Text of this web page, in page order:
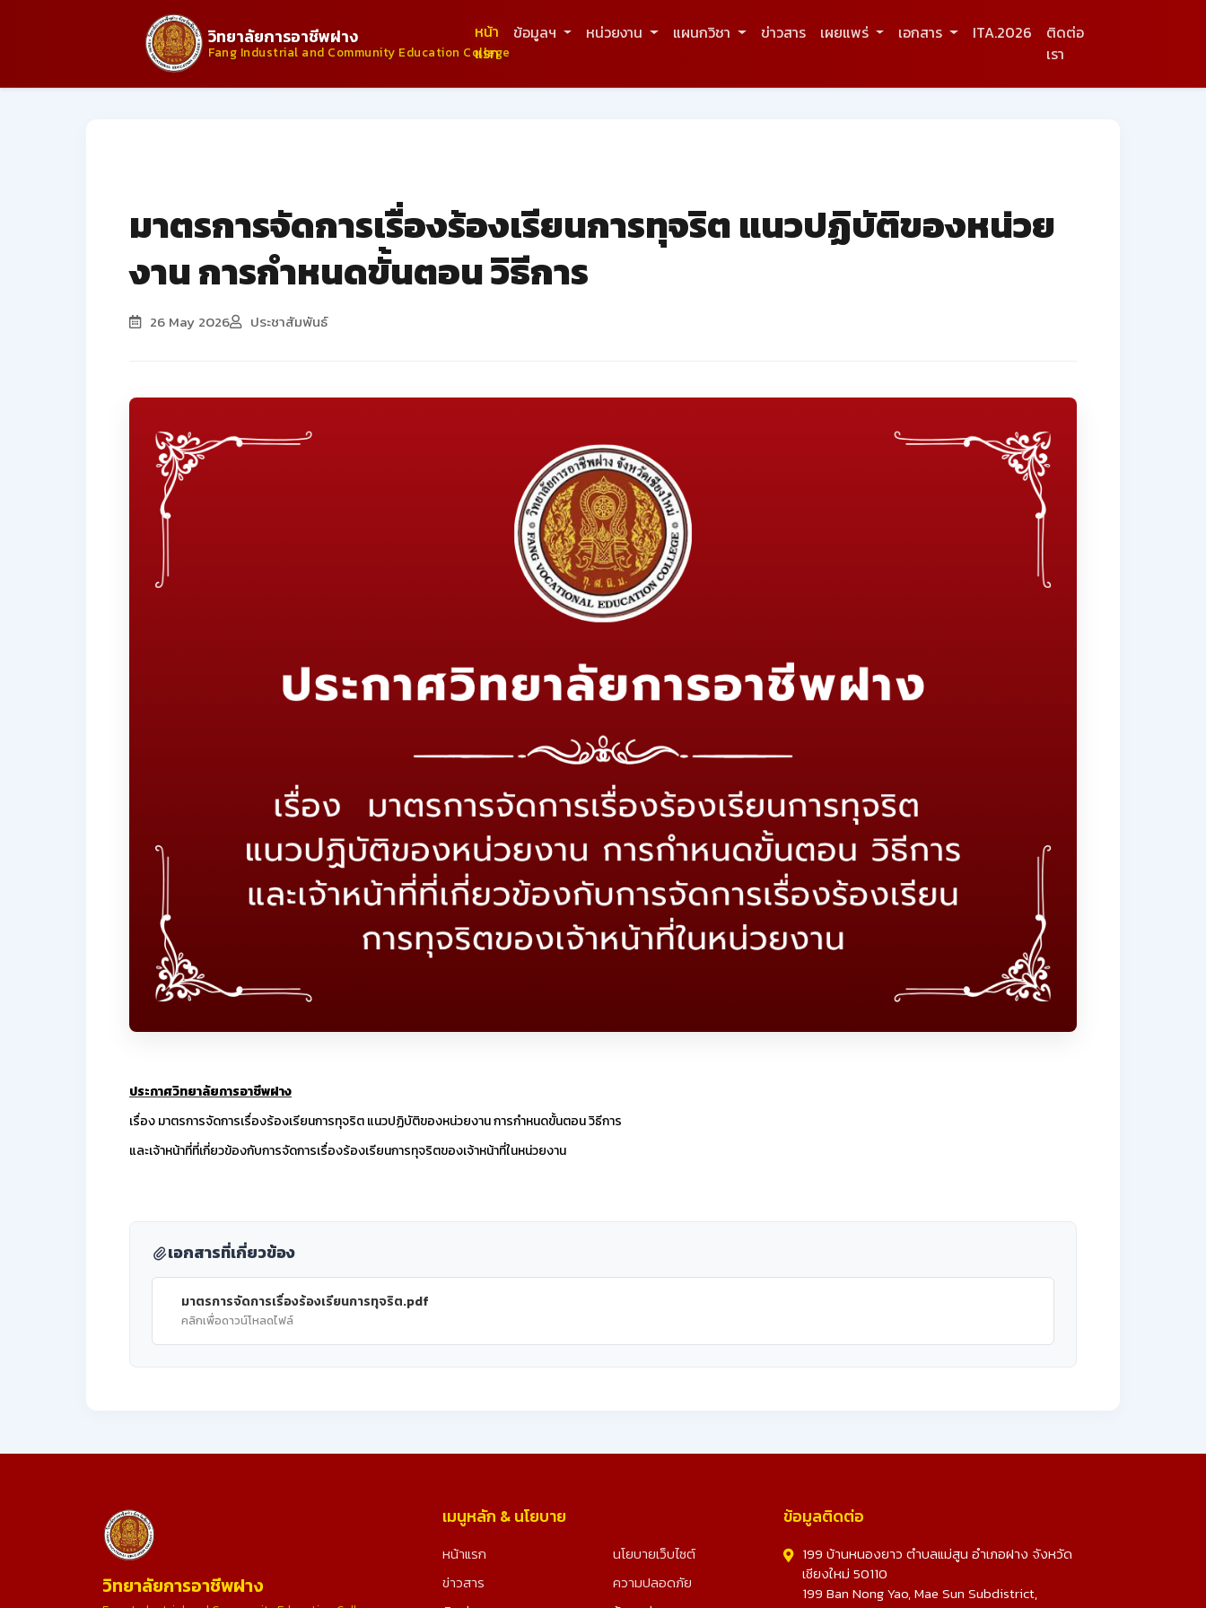
วิทยาลัยการอาชีพฝาง
Fang Industrial and Community Education College
หน้า
แรก
ข้อมูลฯ หน่วยงาน แผนกวิชา ข่าวสาร เผยแพร่ เอกสาร ITA.2026
ติดต่อ
เรา
มาตรการจัดการเรื่องร้องเรียนการทุจริต แนวปฏิบัติของหน่วย
งาน การกำหนดขั้นตอน วิธีการ
26 May 2026 ประชาสัมพันธ์
ประกาศวิทยาลัยการอาชีพฝาง
เรื่อง มาตรการจัดการเรื่องร้องเรียนการทุจริต แนวปฏิบัติของหน่วยงาน การกำหนดขั้นตอน วิธีการ
และเจ้าหน้าที่ที่เกี่ยวข้องกับการจัดการเรื่องร้องเรียนการทุจริตของเจ้าหน้าที่ในหน่วยงาน
เอกสารที่เกี่ยวข้อง
มาตรการจัดการเรื่องร้องเรียนการทุจริต.pdf
คลิกเพื่อดาวน์โหลดไฟล์
วิทยาลัยการอาชีพฝาง
เมนูหลัก & นโยบาย
หน้าแรก
ข่าวสาร
นโยบายเว็บไซต์
ความปลอดภัย
ข้อมูลติดต่อ
199 บ้านหนองยาว ตำบลแม่สูน อำเภอฝาง จังหวัด
เชียงใหม่ 50110
199 Ban Nong Yao, Mae Sun Subdistrict,